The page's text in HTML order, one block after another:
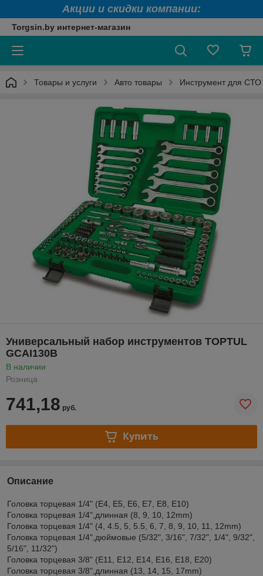
Акции и скидки компании:
Torgsin.by интернет-магазин
Товары и услуги Авто товары Инструмент для СТО
Универсальный набор инструментов TOPTUL
GCAI130B
В наличии
Розница
741,18 руб.
Купить
Описание
Головка торцевая 1/4" (E4, E5, E6, E7, E8, E10)
Головка торцевая 1/4",длинная (8, 9, 10, 12mm)
Головка торцевая 1/4" (4, 4.5, 5, 5.5, 6, 7, 8, 9, 10, 11, 12mm)
Головка торцевая 1/4",дюймовые (5/32", 3/16", 7/32", 1/4", 9/32",
5/16", 11/32")
Головка торцевая 3/8" (E11, E12, E14, E16, E18, E20)
Головка торцевая 3/8",длинная (13, 14, 15, 17mm)